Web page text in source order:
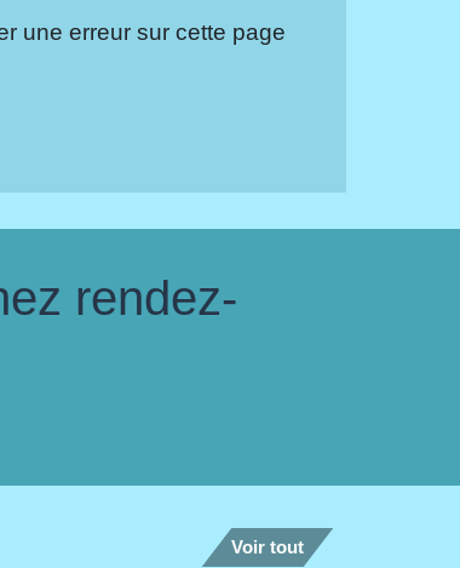
une erreur sur cette page
rendez-
Voir tout